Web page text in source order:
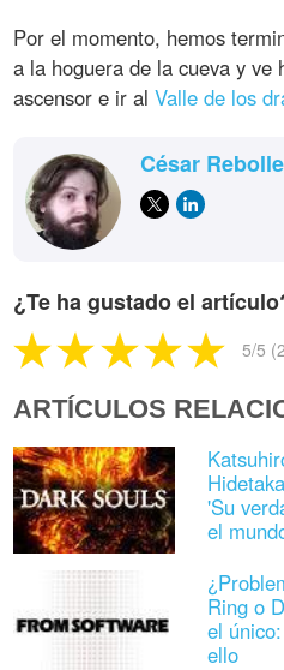
Por el momento, hemos
a la hoguera de la cueva y ve
ascensor e ir alValle de los
César
¿Te ha gustado el
5/5 (2
ARTÍCULOS
'Su
el
Ring o
el
ello